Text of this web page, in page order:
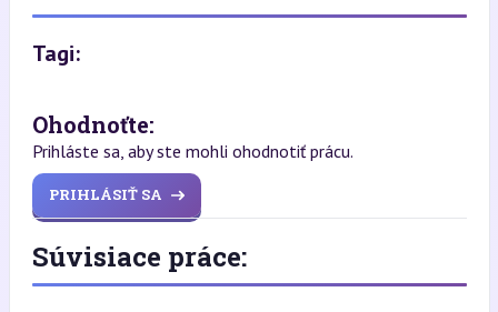
Tagi:
Ohodnoťte:
Prihláste sa, aby ste mohli ohodnotiť prácu.
PRIHLÁSIŤ SA
Súvisiace práce: